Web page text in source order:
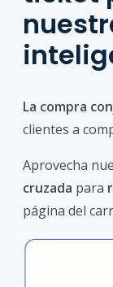
La compra
clientes a
Aprovecha
cruzada para
página del